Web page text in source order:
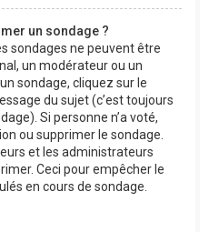
un sondage ?
sondages ne peuvent être
un modérateur ou un
sondage, cliquez sur le
du sujet (c’est toujours
Si personne n’a voté,
ou supprimer le sondage.
et les administrateurs
Ceci pour empêcher le
en cours de sondage.